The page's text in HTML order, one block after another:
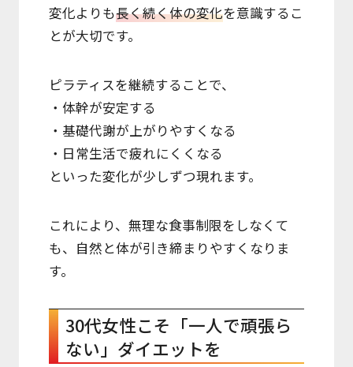
変化よりも長く続く体の変化を意識するこ
とが大切です。
ピラティスを継続することで、
・体幹が安定する
・基礎代謝が上がりやすくなる
・日常生活で疲れにくくなる
といった変化が少しずつ現れます。
これにより、無理な食事制限をしなくて
も、自然と体が引き締まりやすくなりま
す。
30代女性こそ「一人で頑張ら
ない」ダイエットを